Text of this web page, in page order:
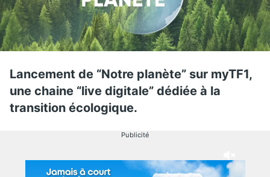
Lancement de “Notre planète” sur myTF1,
une chaine “live digitale” dédiée à la
transition écologique.
Publicité